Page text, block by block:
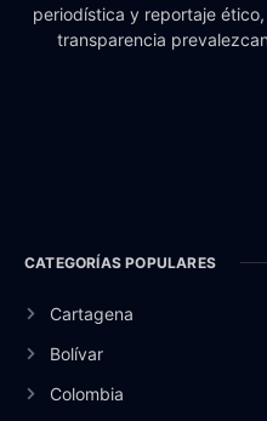
periodística y reportaje
transparencia
CATEGORÍAS POPULARES
Cartagena
Bolívar
Colombia